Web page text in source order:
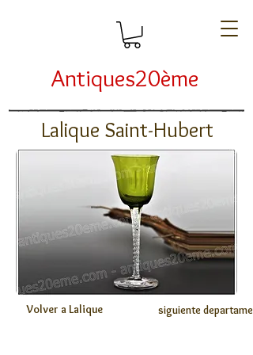
Antiques20ème
Lalique Saint-Hubert
Volver a Lalique siguiente